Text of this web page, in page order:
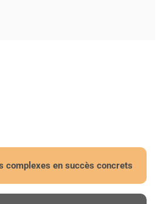
complexes en succès concrets